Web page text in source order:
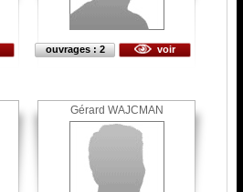
ouvrages : 2 voir
Gérard WAJCMAN